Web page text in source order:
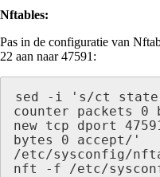
Nftables:
Pas in de configuratie van
22 aan naar 47591:
sed -i 's/ct state
counter packets
new tcp dport
bytes 0 accept/'
/etc/sysconfig/
nft -f /etc/